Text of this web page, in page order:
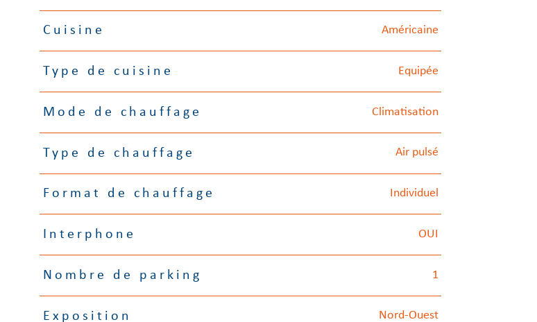
Cuisine Américaine
Type de cuisine Equipée
Mode de chauffage Climatisation
Type de chauffage Air pulsé
Format de chauffage Individuel
Interphone OUI
Nombre de parking 1
Exposition Nord-Ouest